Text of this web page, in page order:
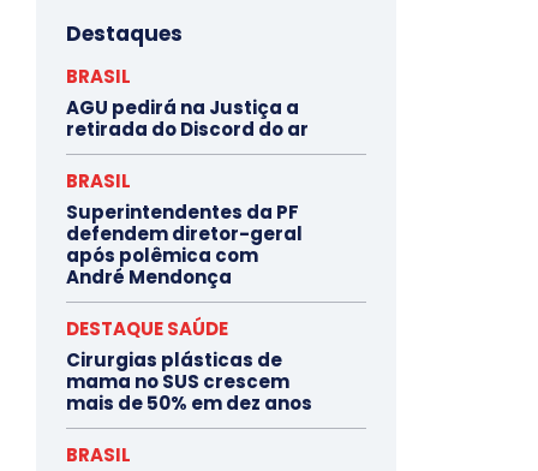
Destaques
BRASIL
AGU pedirá na Justiça a
retirada do Discord do ar
BRASIL
Superintendentes da PF
defendem diretor-geral
após polêmica com
André Mendonça
DESTAQUE SAÚDE
Cirurgias plásticas de
mama no SUS crescem
mais de 50% em dez anos
BRASIL